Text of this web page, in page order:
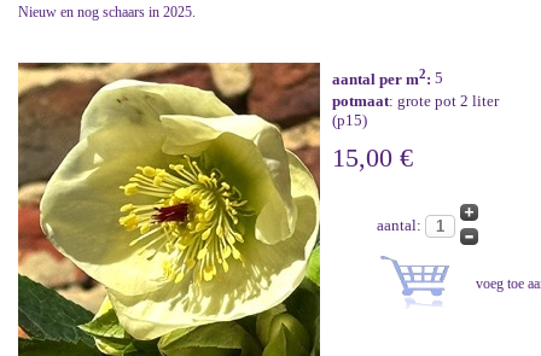
Nieuw en nog schaars in 2025.
aantal per m2: 5
potmaat: grote pot 2 liter
(p15)
15,00 €
aantal: